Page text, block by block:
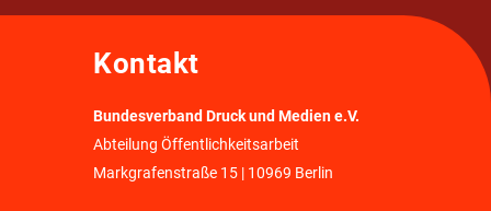
Kontakt
Bundesverband Druck und Medien e.V.
Abteilung Öffentlichkeitsarbeit
Markgrafenstraße 15 | 10969 Berlin